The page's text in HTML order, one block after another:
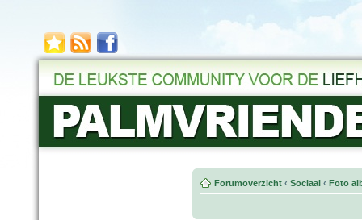
Forumoverzicht ‹ Sociaal ‹ Foto